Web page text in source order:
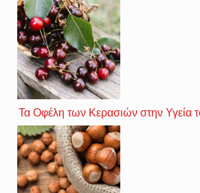
Τα Οφέλη των Κερασιών στην Υγεία